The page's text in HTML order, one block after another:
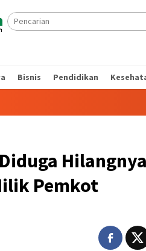
Bisnis Pendidikan
Pemkot